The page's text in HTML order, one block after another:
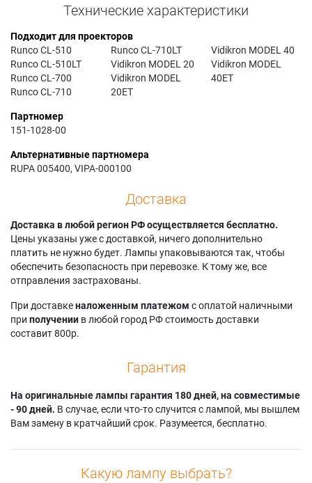
Технические характеристики
Подходит для проекторов
Runco CL-510
Runco CL-510LT
Runco CL-700
Runco CL-710
Runco CL-710LT
Vidikron MODEL 20
Vidikron MODEL
20ET
Vidikron MODEL 40
Vidikron MODEL
40ET
Партномер
151-1028-00
Альтернативные партномера
RUPA 005400, VIPA-000100
Доставка
Доставка в любой регион РФ осуществляется бесплатно.
Цены указаны уже с доставкой, ничего дополнительно
платить не нужно будет. Лампы упаковываются так, чтобы
обеспечить безопасность при перевозке. К тому же, все
отправления застрахованы.
При доставкеналоженным платежом с оплатой наличными
при получении в любой город РФ стоимость доставки
составит 800р.
Гарантия
На оригинальные лампы гарантия 180 дней, на совместимые
- 90 дней. В случае, если что-то случится с лампой, мы вышлем
Вам замену в кратчайший срок. Разумеется, бесплатно.
Какую лампу выбрать?